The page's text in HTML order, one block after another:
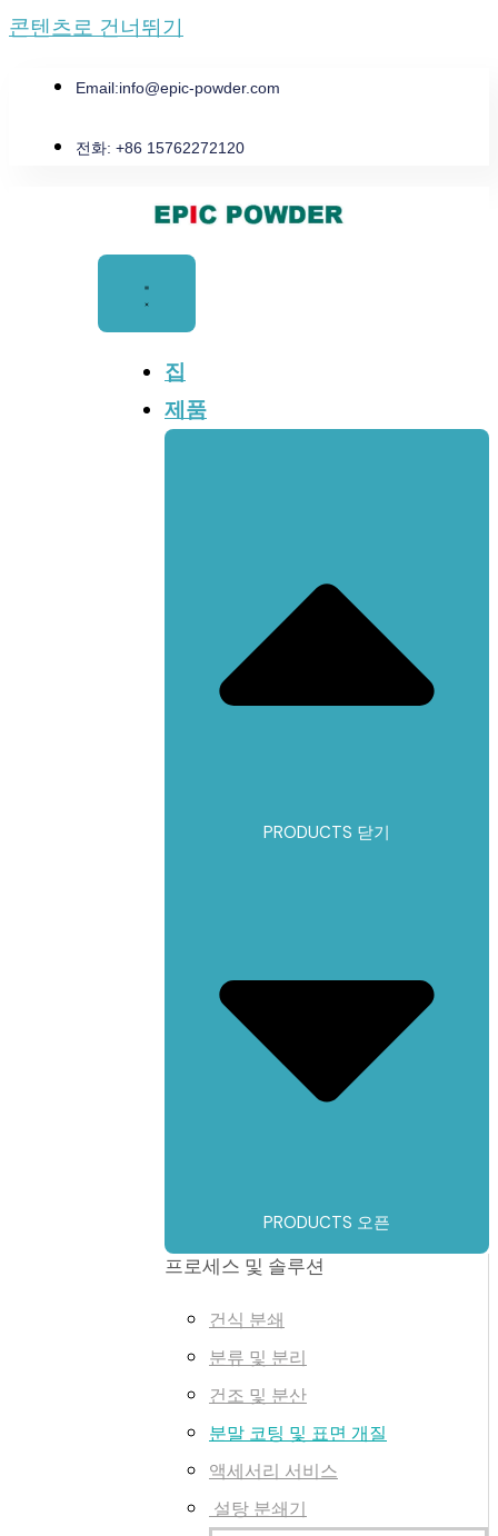
콘텐츠로 건너뛰기
Email:info@epic-powder.com
전화: +86 15762272120
집
제품
PRODUCTS 닫기
PRODUCTS 오픈
프로세스 및 솔루션
건식 분쇄
분류 및 분리
건조 및 분산
분말 코팅 및 표면 개질
액세서리 서비스
설탕 분쇄기